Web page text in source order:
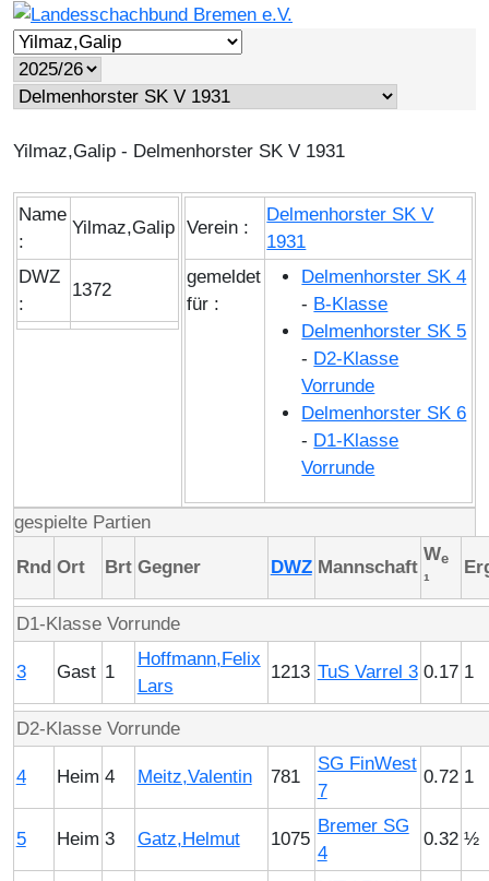
Yilmaz,Galip - Delmenhorster SK V 1931
Name
:
Yilmaz,Galip
DWZ
:
1372
Verein :
Delmenhorster SK V
1931
gemeldet
für :
Delmenhorster SK 4
- B-Klasse
Delmenhorster SK 5
- D2-Klasse
Vorrunde
Delmenhorster SK 6
- D1-Klasse
Vorrunde
gespielte Partien
Rnd Ort Brt Gegner DWZ Mannschaft
We
¹
D1-Klasse Vorrunde
3 Gast 1
Hoffmann,Felix
Lars
1213 TuS Varrel 3 0.17 1
D2-Klasse Vorrunde
4 Heim 4 Meitz,Valentin 781
SG FinWest
7
0.72 1
5 Heim 3 Gatz,Helmut 1075
Bremer SG
4
0.32 ½